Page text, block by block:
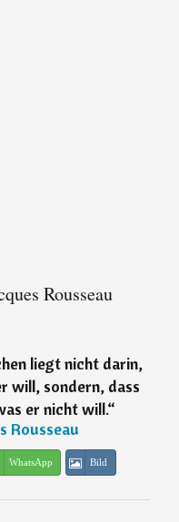
Rousseau
liegt nicht darin,
will, sondern, dass
er nicht will.“
Rousseau
WhatsApp Bild